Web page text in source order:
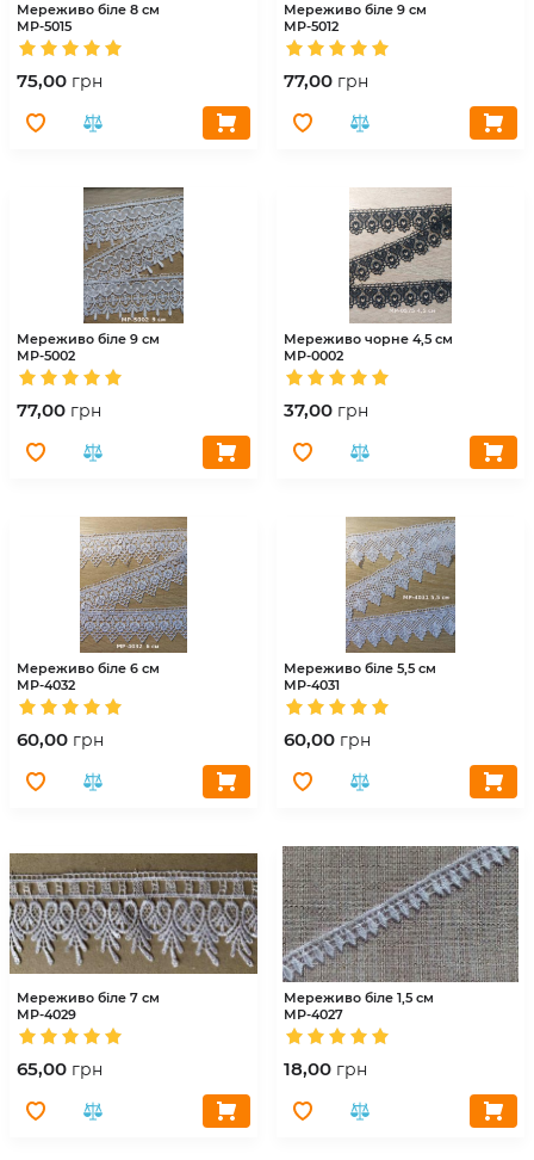
Мереживо біле 8 см
МР-5015
75,00 грн
Мереживо біле 9 см
МР-5012
77,00 грн
Мереживо біле 9 см
МР-5002
77,00 грн
Мереживо чорне 4,5 см
МР-0002
37,00 грн
Мереживо біле 6 см
МР-4032
60,00 грн
Мереживо біле 5,5 см
МР-4031
60,00 грн
Мереживо біле 7 см
МР-4029
65,00 грн
Мереживо біле 1,5 см
МР-4027
18,00 грн